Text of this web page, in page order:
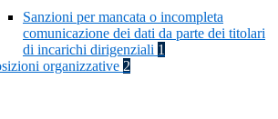
Sanzioni per mancata o incompleta
comunicazione dei dati da parte dei titolari
di incarichi dirigenziali 1
organizzative 2